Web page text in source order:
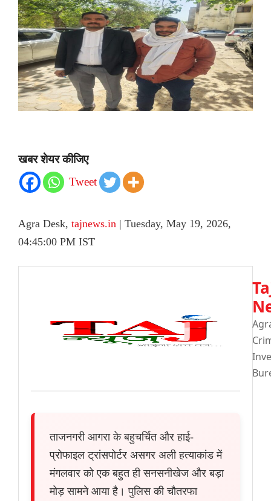
खबर शेयर कीजिए
Tweet
Agra Desk, tajnews.in | Tuesday, May 19, 2026,
04:45:00 PM IST
ताजनगरी आगरा के बहुचर्चित और हाई-
प्रोफाइल ट्रांसपोर्टर असगर अली हत्याकांड में
मंगलवार को एक बहुत ही सनसनीखेज और बड़ा
मोड़ सामने आया है। पुलिस की चौतरफा